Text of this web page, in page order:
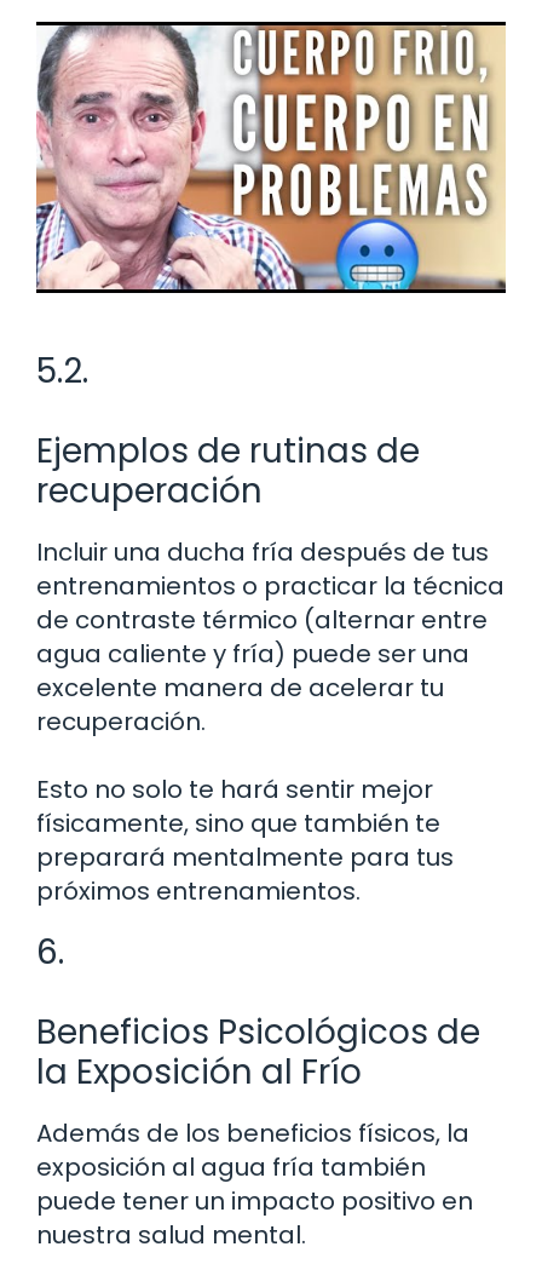
5.2.
Ejemplos de rutinas de
recuperación
Incluir una ducha fría después de tus
entrenamientos o practicar la técnica
de contraste térmico (alternar entre
agua caliente y fría) puede ser una
excelente manera de acelerar tu
recuperación.
Esto no solo te hará sentir mejor
físicamente, sino que también te
preparará mentalmente para tus
próximos entrenamientos.
6.
Beneficios Psicológicos de
la Exposición al Frío
Además de los beneficios físicos, la
exposición al agua fría también
puede tener un impacto positivo en
nuestra salud mental.